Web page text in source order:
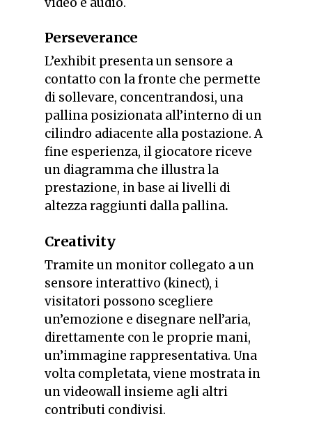
Perseverance
L’exhibit presenta un sensore a
contatto con la fronte che permette
di sollevare, concentrandosi, una
pallina posizionata all’interno di un
cilindro adiacente alla postazione. A
fine esperienza, il giocatore riceve
un diagramma che illustra la
prestazione, in base ai livelli di
altezza raggiunti dalla pallina.
Creativity
Tramite un monitor collegato a un
sensore interattivo (kinect), i
visitatori possono scegliere
un’emozione e disegnare nell’aria,
direttamente con le proprie mani,
un’immagine rappresentativa. Una
volta completata, viene mostrata in
un videowall insieme agli altri
contributi condivisi.